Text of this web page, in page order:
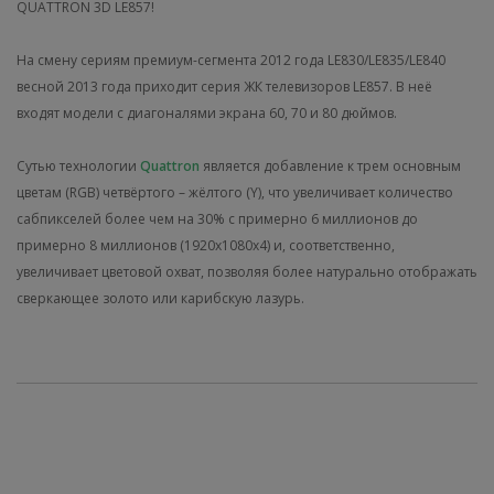
QUATTRON 3D LE857!
На смену сериям премиум-сегмента 2012 года LE830/LE835/LE840
весной 2013 года приходит серия ЖК телевизоров LE857. В неё
входят модели с диагоналями экрана 60, 70 и 80 дюймов.
Сутью технологии Quattron является добавление к трем основным
цветам (RGB) четвёртого – жёлтого (Y), что увеличивает количество
сабпикселей более чем на 30% с примерно 6 миллионов до
примерно 8 миллионов (1920x1080x4) и, соответственно,
увеличивает цветовой охват, позволяя более натурально отображать
сверкающее золото или карибскую лазурь.